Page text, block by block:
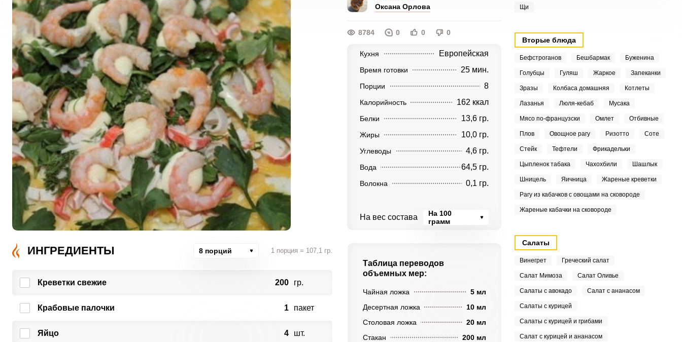
Оксана Орлова
8784 0 0 0
Кухня Европейская
Время готовки 25 мин.
Порции 8
Калорийность 162 ккал
Белки 13,6 гр.
Жиры 10,0 гр.
Углеводы 4,6 гр.
Вода 64,5 гр.
Волокна 0,1 гр.
На вес состава
На 100
грамм
ИНГРЕДИЕНТЫ 8 порций 1 порция = 107,1 гр.
Креветки свежие 200 гр.
Крабовые палочки 1 пакет
Яйцо 4 шт.
Таблица переводов
объемных мер:
Чайная ложка
5 мл
Десертная ложка
10 мл
Столовая ложка
20 мл
Стакан
200 мл
Щи
Вторые блюда
Бефстроганов Бешбармак Буженина
Голубцы Гуляш Жаркое Запеканки
Зразы Колбаса домашняя Котлеты
Лазанья Люля-кебаб Мусака
Мясо по-французски Омлет Отбивные
Плов Овощное рагу Ризотто Соте
Стейк Тефтели Фрикадельки
Цыпленок табака Чахохбили Шашлык
Шницель Яичница Жареные креветки
Рагу из кабачков с овощами на сковороде
Жареные кабачки на сковороде
Салаты
Винегрет Греческий салат
Салат Мимоза Салат Оливье
Салаты с авокадо Салат с ананасом
Салаты с курицей
Салаты с курицей и грибами
Салат с курицей и ананасом